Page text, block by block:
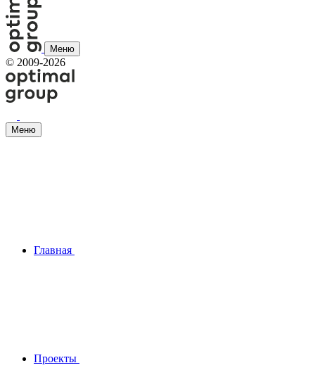
Меню
© 2009-2026
Меню
Главная
Проекты